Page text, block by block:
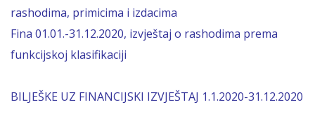
rashodima, primicima i izdacima
Fina 01.01.-31.12.2020, izvještaj o rashodima prema
funkcijskoj klasifikaciji
BILJEŠKE UZ FINANCIJSKI IZVJEŠTAJ 1.1.2020-31.12.2020